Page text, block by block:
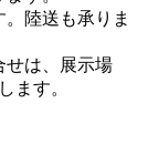
陸送も承りま
せは、展示場
ます。